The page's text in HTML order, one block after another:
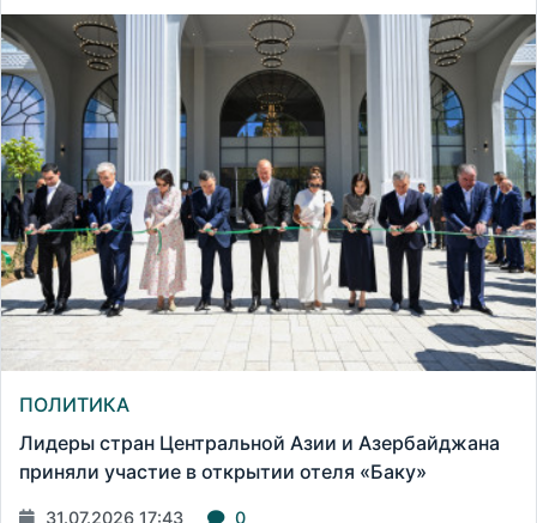
ПОЛИТИКА
Лидеры стран Центральной Азии и Азербайджана
приняли участие в открытии отеля «Баку»
31.07.2026 17:43 0